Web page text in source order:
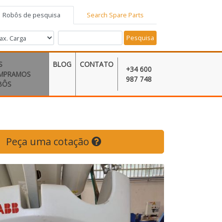
Robôs de pesquisa Search Spare Parts
Pesquisa
BLOG CONTATO
+34 600
987 748
Peça uma cotação